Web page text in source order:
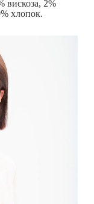
вискоза, 2%
хлопок.